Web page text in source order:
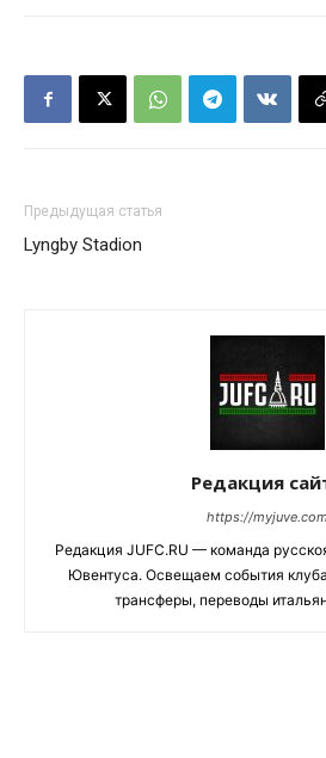
Предыдущая статья
Lyngby Stadion
Редакция
https://myjuve.com
Редакция JUFC.RU — команда
Ювентуса. Освещаем события
трансферы, переводы